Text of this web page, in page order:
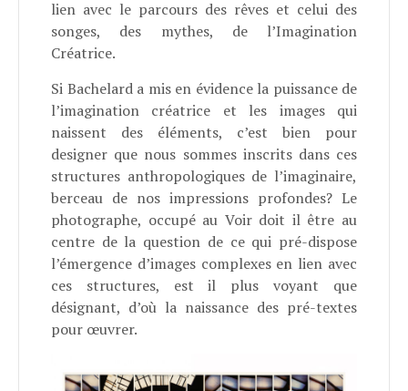
lien avec le parcours des rêves et celui des
songes, des mythes, de l’Imagination
Créatrice.
Si Bachelard a mis en évidence la puissance de
l’imagination créatrice et les images qui
naissent des éléments, c’est bien pour
designer que nous sommes inscrits dans ces
structures anthropologiques de l’imaginaire,
berceau de nos impressions profondes? Le
photographe, occupé au Voir doit il être au
centre de la question de ce qui pré-dispose
l’émergence d’images complexes en lien avec
ces structures, est il plus voyant que
désignant, d’où la naissance des pré-textes
pour œuvrer.